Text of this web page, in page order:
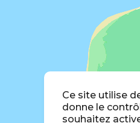
Ce site utilise
donne le
souhaitez